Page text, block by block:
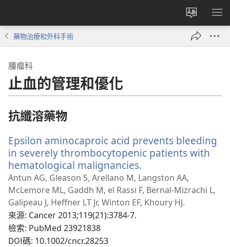
更
改
網
顯
藥物治療和外科手術
腫瘤科
止血的管理和優化
抗纖溶藥物
Epsilon aminocaproic acid prevents bleeding
in severely thrombocytopenic patients with
hematological malignancies.
啟
新
視
Antun AG, Gleason S, Arellano M, Langston AA,
McLemore ML, Gaddh M, el Rassi F, Bernal-Mizrachi L,
Galipeau J, Heffner LT Jr, Winton EF, Khoury HJ.
來源‎: Cancer 2013;119(21):3784-7.
檢索‎: PubMed 23921838
DOI碼‎: 10.1002/cncr.28253